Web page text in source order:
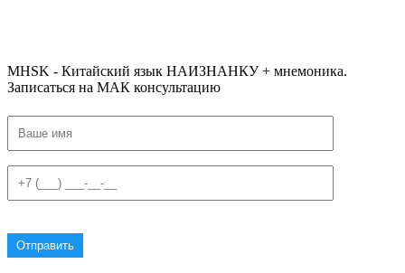
MHSK - Китайский язык НАИЗНАНКУ + мнемоника.
Записаться на МАК консультацию